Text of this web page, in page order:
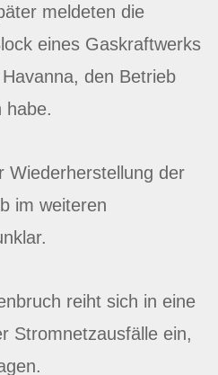
meldeten die
eines Gaskraftwerks
den Betrieb
habe.
Wiederherstellung der
im weiteren
reiht sich in eine
Stromnetzausfälle ein,